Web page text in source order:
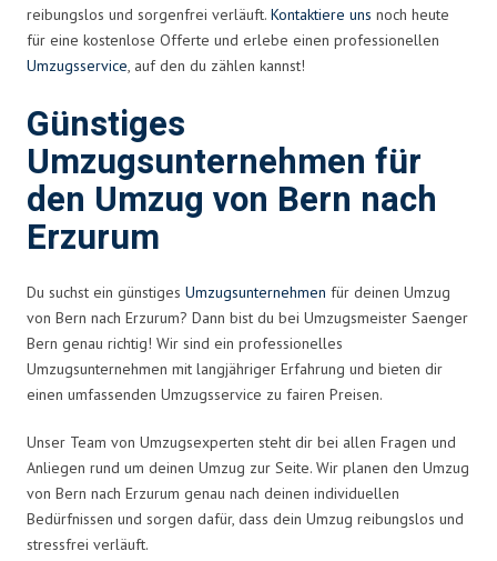
reibungslos und sorgenfrei verläuft. Kontaktiere uns noch heute
für eine kostenlose Offerte und erlebe einen professionellen
Umzugsservice, auf den du zählen kannst!
Günstiges
Umzugsunternehmen für
den Umzug von Bern nach
Erzurum
Du suchst ein günstiges Umzugsunternehmen für deinen Umzug
von Bern nach Erzurum? Dann bist du bei Umzugsmeister Saenger
Bern genau richtig! Wir sind ein professionelles
Umzugsunternehmen mit langjähriger Erfahrung und bieten dir
einen umfassenden Umzugsservice zu fairen Preisen.
Unser Team von Umzugsexperten steht dir bei allen Fragen und
Anliegen rund um deinen Umzug zur Seite. Wir planen den Umzug
von Bern nach Erzurum genau nach deinen individuellen
Bedürfnissen und sorgen dafür, dass dein Umzug reibungslos und
stressfrei verläuft.